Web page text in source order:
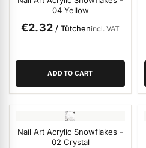
04 Yellow
€2.32/ Tütchenincl. VAT
ADD TO CART
Nail Art Acrylic Snowflakes -
02 Crystal